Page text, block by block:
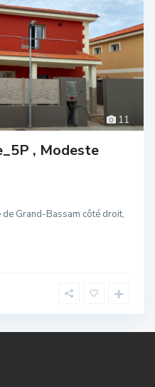
11
, Modeste
de Grand-Bassam côté droit,